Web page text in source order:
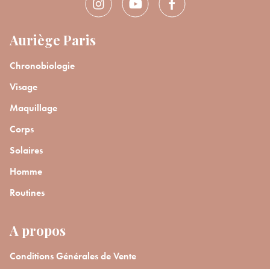
Auriège Paris
Chronobiologie
Visage
Maquillage
Corps
Solaires
Homme
Routines
A propos
Conditions Générales de Vente